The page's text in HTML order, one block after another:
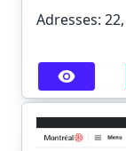
Adresses: